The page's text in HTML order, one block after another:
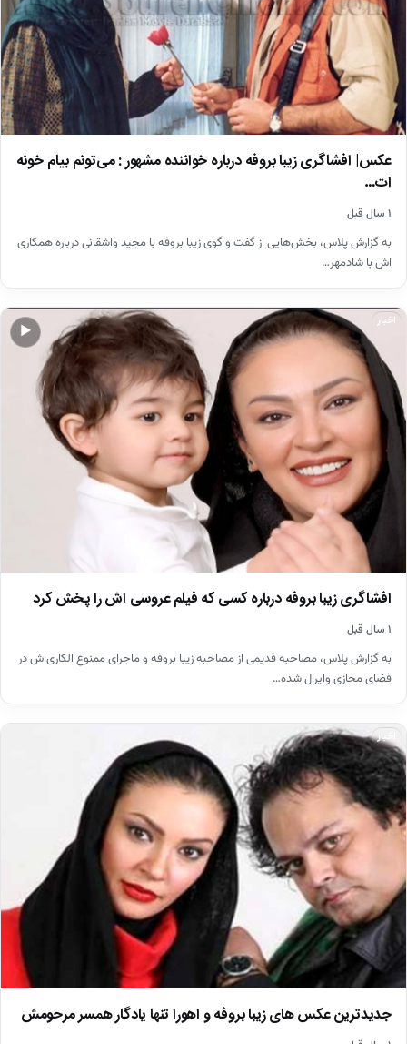
عکس| افشاگری زیبا بروفه درباره خواننده مشهور : می‌تونم بیام خونه
ات…
۱ سال قبل
به گزارش پلاس، بخش‌هایی از گفت و گوی زیبا بروفه با مجید واشقانی درباره همکاری
اش با شادمهر…
▶
اخبار
افشاگری زیبا بروفه درباره کسی که فیلم عروسی اش را پخش کرد
۱ سال قبل
به گزارش پلاس، مصاحبه قدیمی از مصاحبه زیبا بروفه و ماجرای ممنوع الکاری‌اش در
فضای مجازی وایرال شده…
اخبار
جدیدترین عکس های زیبا بروفه و اهورا تنها یادگار همسر مرحومش